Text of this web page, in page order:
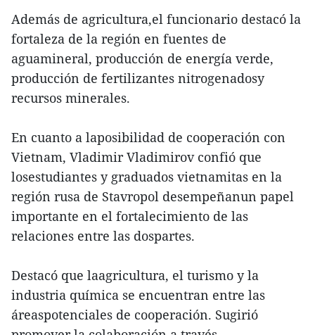
Además de agricultura,el funcionario destacó la
fortaleza de la región en fuentes de
aguamineral, producción de energía verde,
producción de fertilizantes nitrogenadosy
recursos minerales.
En cuanto a laposibilidad de cooperación con
Vietnam, Vladimir Vladimirov confió que
losestudiantes y graduados vietnamitas en la
región rusa de Stavropol desempeñanun papel
importante en el fortalecimiento de las
relaciones entre las dospartes.
Destacó que laagricultura, el turismo y la
industria química se encuentran entre las
áreaspotenciales de cooperación. Sugirió